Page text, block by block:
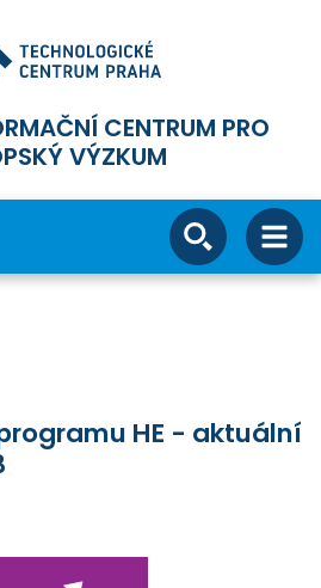
CENTRUM PRO
VÝZKUM
HE - aktuální